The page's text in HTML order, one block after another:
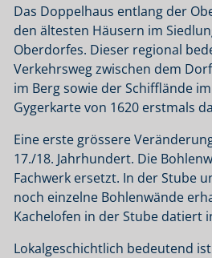
Das Doppelhaus entlang der
den ältesten Häusern im
Oberdorfes. Dieser regional
Verkehrsweg zwischen dem
im Berg sowie der Schifflände
Gygerkarte von 1620 erstmals
Eine erste grössere
17./18. Jahrhundert. Die
Fachwerk ersetzt. In der Stube
noch einzelne Bohlenwände
Kachelofen in der Stube datiert
Lokalgeschichtlich bedeutend